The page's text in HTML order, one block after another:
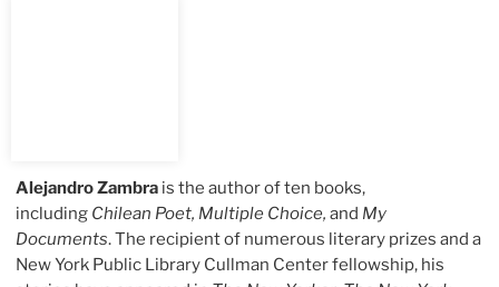
Alejandro Zambra is the author of ten books,
including Chilean Poet, Multiple Choice,and My
Documents. The recipient of numerous literary prizes and a
New York Public Library Cullman Center fellowship, his